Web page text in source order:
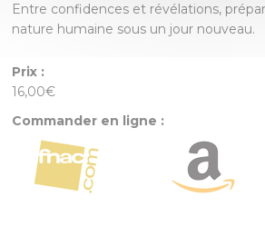
Entre confidences et révélations,
nature humaine sous un jour nouveau.
Prix :
16,00€
Commander en ligne :